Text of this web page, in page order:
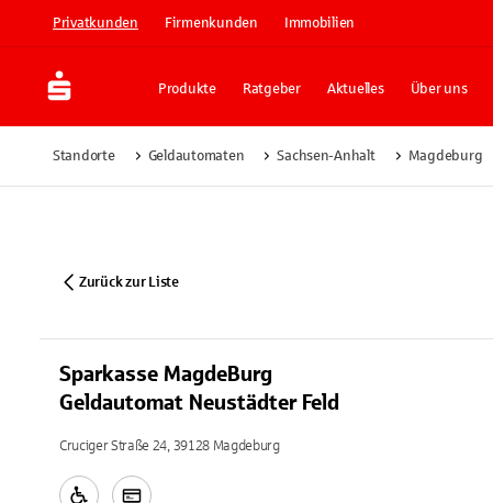
Privatkunden Firmenkunden Immobilien
Produkte Ratgeber Aktuelles Über uns
Standorte Geldautomaten Sachsen-Anhalt Magdeburg
Zurück zur Liste
Sparkasse MagdeBurg
Geldautomat Neustädter Feld
Cruciger Straße 24, 39128 Magdeburg